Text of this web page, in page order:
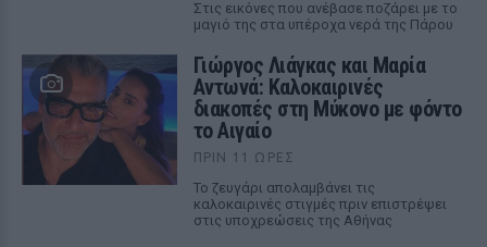
Στις εικόνες που ανέβασε ποζάρει με το
μαγιό της στα υπέροχα νερά της Πάρου
Γιώργος Λιάγκας και Μαρία
Αντωνά: Καλοκαιρινές
διακοπές στη Μύκονο με φόντο
το Αιγαίο
ΠΡΙΝ 11 ΏΡΕΣ
Το ζευγάρι απολαμβάνει τις
καλοκαιρινές στιγμές πριν επιστρέψει
στις υποχρεώσεις της Αθήνας